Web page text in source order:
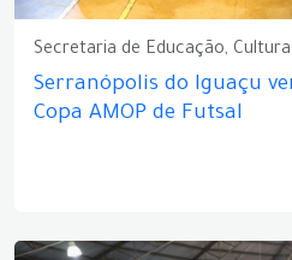
Secretaria de Educação,
Serranópolis do Iguaçu
Copa AMOP de Futsal